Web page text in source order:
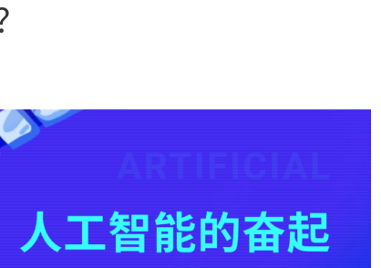
机
防流失的销售全流程管理系统